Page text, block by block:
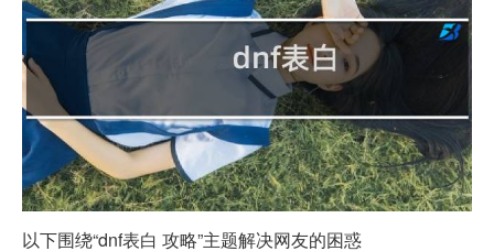
以下围绕“dnf表白 攻略”主题解决网友的困惑